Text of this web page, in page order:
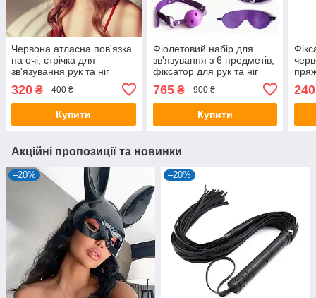
Червона атласна пов'язка
на очі, стрічка для
зв'язування рук та ніг
320 ₴ 400 ₴
Купити
Фіолетовий набір для
зв'язування з 6 предметів,
фіксатор для рук та ніг
765₴ 900 ₴
Купити
240
Акційні пропозиції та новинки
–20% –20%